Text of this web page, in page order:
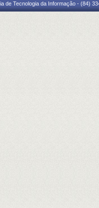
de Tecnologia da Informação - (84)